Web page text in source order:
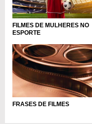
FILMES DE MULHERES NO
ESPORTE
FRASES DE FILMES